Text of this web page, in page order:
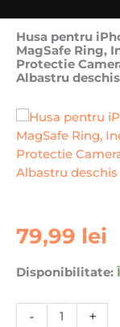
Husa pentru
MagSafe Ring,
Protectie
Albastru deschis
79,99 lei
Disponibilitate:
-
Cantitate
Husa
iPhone
14
Pro
+